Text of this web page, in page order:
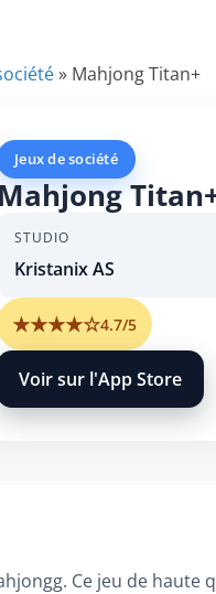
» Mahjong Titan+
Jeux de société
Mahjong
STUDIO
Kristanix AS
★★★★☆4.7/5
Voir sur l'App Store
Ce jeu de